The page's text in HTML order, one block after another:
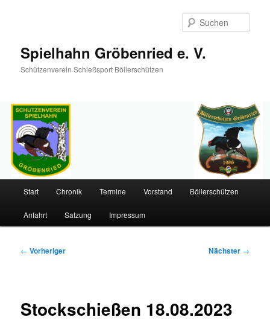
Spielhahn Gröbenried e. V.
Schützenverein Schießsport Böllerschützen
Zum
primären
Start Chronik Termine Vorstand Böllerschützen
Anfahrt Satzung Impressum
Beitragsnavigation
← Vorheriger Nächster →
Stockschießen 18.08.2023